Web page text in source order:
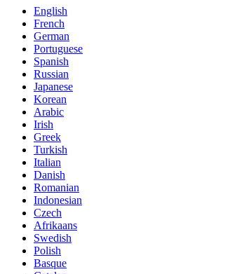
English
French
German
Portuguese
Spanish
Russian
Japanese
Korean
Arabic
Irish
Greek
Turkish
Italian
Danish
Romanian
Indonesian
Czech
Afrikaans
Swedish
Polish
Basque